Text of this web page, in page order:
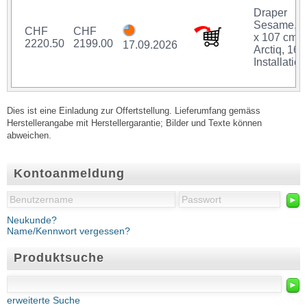
Kontoanmeldung
►
Neukunde?
Name/Kennwort vergessen?
Produktsuche
►
erweiterte Suche
CHF
2220.50
CHF
2199.00
17.09.2026
Draper
Sesame,
x 107 cm,
Arctiq,
Installation
Dies ist eine Einladung zur Offertstellung. Lieferumfang gemäss
Herstellerangabe mit Herstellergarantie; Bilder und Texte können
abweichen.